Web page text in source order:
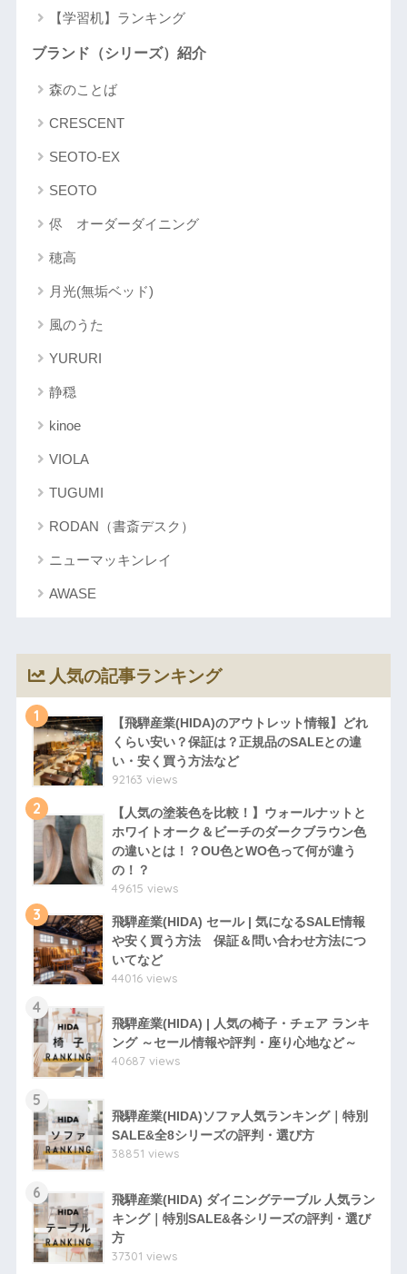
【学習机】ランキング
ブランド（シリーズ）紹介
森のことば
CRESCENT
SEOTO-EX
SEOTO
侭 オーダーダイニング
穂高
月光(無垢ベッド)
風のうた
YURURI
静穏
kinoe
VIOLA
TUGUMI
RODAN（書斎デスク）
ニューマッキンレイ
AWASE
人気の記事ランキング
1
【飛騨産業(HIDA)のアウトレット情報】どれ
くらい安い？保証は？正規品のSALEとの違
い・安く買う方法など
92163 views
2
【人気の塗装色を比較！】ウォールナットと
ホワイトオーク＆ビーチのダークブラウン色
の違いとは！？OU色とWO色って何が違う
の！？
49615 views
3
飛騨産業(HIDA) セール | 気になるSALE情報
や安く買う方法 保証＆問い合わせ方法につ
いてなど
44016 views
4
飛騨産業(HIDA) | 人気の椅子・チェア ランキ
ング ～セール情報や評判・座り心地など～
40687 views
5
飛騨産業(HIDA)ソファ人気ランキング｜特別
SALE&全8シリーズの評判・選び方
38851 views
6
飛騨産業(HIDA) ダイニングテーブル 人気ラン
キング｜特別SALE&各シリーズの評判・選び
方
37301 views